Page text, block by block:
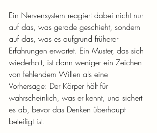
Ein Nervensystem reagiert dabei nicht nur
auf das, was gerade geschieht, sondern
auf das, was es aufgrund früherer
Erfahrungen erwartet. Ein Muster, das sich
wiederholt, ist dann weniger ein Zeichen
von fehlendem Willen als eine
Vorhersage: Der Körper hält für
wahrscheinlich, was er kennt, und sichert
es ab, bevor das Denken überhaupt
beteiligt ist.